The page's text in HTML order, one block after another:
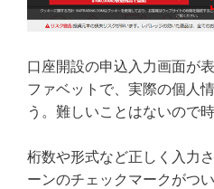
口座開設の申込入力画面が
ファベットで、実際の個人
う。難しいことはないので
桁数や形式など正しく入力
ーンのチェックマークがつ